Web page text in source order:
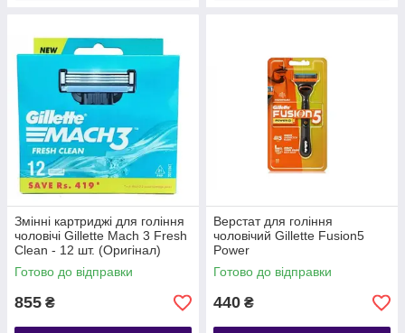
Змінні картриджі для гоління
чоловічі Gillette Mach 3 Fresh
Clean - 12 шт. (Оригінал)
Готово до відправки
855 ₴
Верстат для гоління
чоловічий Gillette Fusion5
Power
Готово до відправки
440 ₴